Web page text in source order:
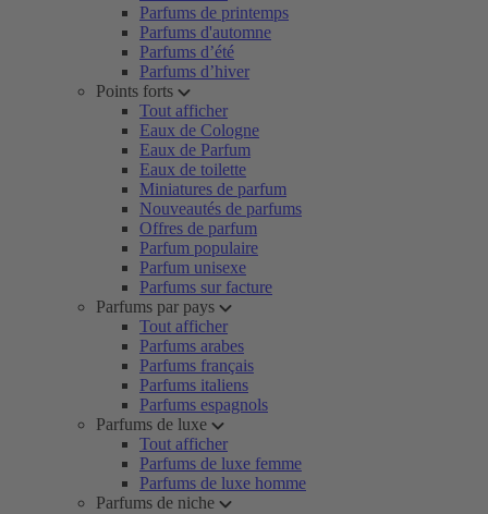
Parfums de printemps
Parfums d'automne
Parfums d’été
Parfums d’hiver
Points forts
Tout afficher
Eaux de Cologne
Eaux de Parfum
Eaux de toilette
Miniatures de parfum
Nouveautés de parfums
Offres de parfum
Parfum populaire
Parfum unisexe
Parfums sur facture
Parfums par pays
Tout afficher
Parfums arabes
Parfums français
Parfums italiens
Parfums espagnols
Parfums de luxe
Tout afficher
Parfums de luxe femme
Parfums de luxe homme
Parfums de niche